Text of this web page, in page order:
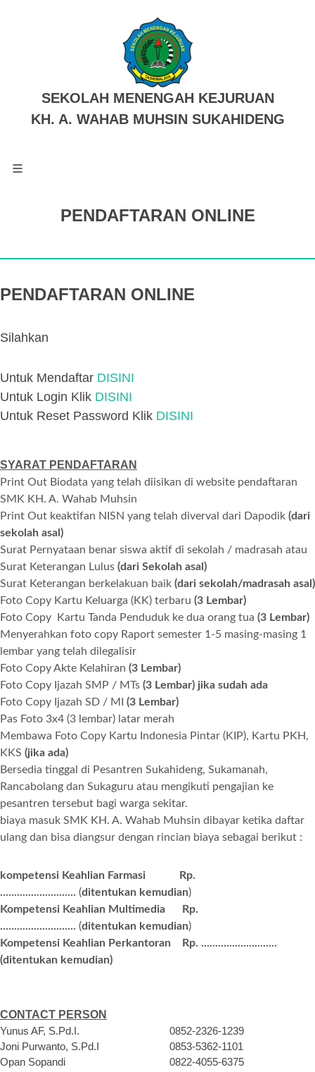
SEKOLAH MENENGAH KEJURUAN
KH. A. WAHAB MUHSIN SUKAHIDENG
PENDAFTARAN ONLINE
PENDAFTARAN ONLINE
Silahkan
Untuk Mendaftar DISINI
Untuk Login Klik DISINI
Untuk Reset Password Klik DISINI
SYARAT PENDAFTARAN
Print Out Biodata yang telah diisikan di website pendaftaran
SMK KH. A. Wahab Muhsin
Print Out keaktifan NISN yang telah diverval dari Dapodik (dari
sekolah asal)
Surat Pernyataan benar siswa aktif di sekolah / madrasah atau
Surat Keterangan Lulus (dari Sekolah asal)
Surat Keterangan berkelakuan baik (dari sekolah/madrasah asal)
Foto Copy Kartu Keluarga (KK) terbaru (3 Lembar)
Foto Copy Kartu Tanda Penduduk ke dua orang tua (3 Lembar)
Menyerahkan foto copy Raport semester 1-5 masing-masing 1
lembar yang telah dilegalisir
Foto Copy Akte Kelahiran (3 Lembar)
Foto Copy Ijazah SMP / MTs (3 Lembar) jika sudah ada
Foto Copy Ijazah SD / MI (3 Lembar)
Pas Foto 3x4 (3 lembar) latar merah
Membawa Foto Copy Kartu Indonesia Pintar (KIP), Kartu PKH,
KKS (jika ada)
Bersedia tinggal di Pesantren Sukahideng, Sukamanah,
Rancabolang dan Sukaguru atau mengikuti pengajian ke
pesantren tersebut bagi warga sekitar.
biaya masuk SMK KH. A. Wahab Muhsin dibayar ketika daftar
ulang dan bisa diangsur dengan rincian biaya sebagai berikut :
kompetensi Keahlian Farmasi
Rp.
........................... (ditentukan kemudian)
Kompetensi Keahlian Multimedia
Rp.
........................... (ditentukan kemudian)
Kompetensi Keahlian Perkantoran Rp. ...........................
(ditentukan kemudian)
CONTACT PERSON
Yunus AF, S.Pd.I. 0852-2326-1239
Joni Purwanto, S.Pd.I 0853-5362-1101
Opan Sopandi 0822-4055-6375